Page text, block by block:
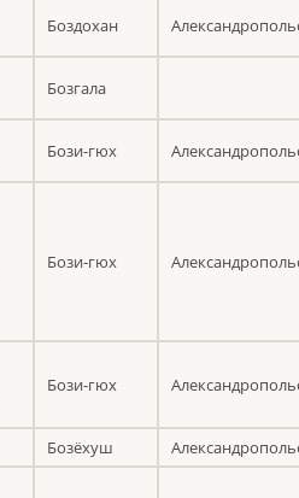
Боздохан
Бозгала
Бози-гюх
Бози-гюх
Бози-гюх
Бозёхуш